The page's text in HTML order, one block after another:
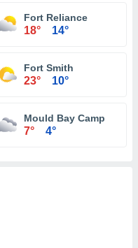
Fort Reliance
18° 14°
Fort Smith
23° 10°
Mould Bay Camp
7° 4°